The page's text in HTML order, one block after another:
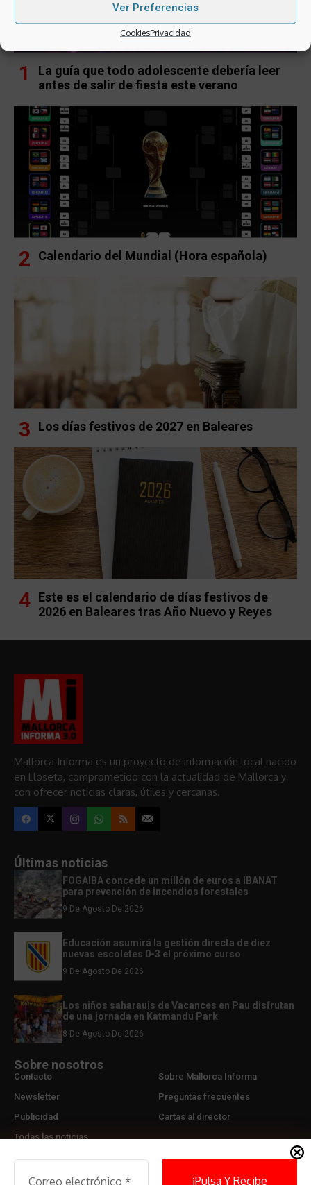
Ver Preferencias
CookiesPrivacidad
La guía que todo adolescente debería leer
antes de salir de fiesta este verano
Calendario del Mundial (Hora española)
Los días festivos de 2027 en Baleares
Este es el calendario de días festivos de
2026 en Baleares tras Año Nuevo y Reyes
Mallorca Informa es un proyecto de información local nacido
en Lloseta, comprometido con la actualidad de Mallorca y
con ofrecer noticias claras, útiles y cercanas.
Últimas noticias
FOGAIBA concede un millón de euros a IBANAT
para prevención de incendios forestales
9 De Agosto De 2026
Educación asumirá la gestión directa de diez
nuevas escoletes 0-3 el próximo curso
9 De Agosto De 2026
Los niños saharauis de Vacances en Pau disfrutan
de una jornada en Katmandu Park
8 De Agosto De 2026
Sobre nosotros
Contacto
Sobre Mallorca Informa
Newsletter
Preguntas frecuentes
Publicidad
Cartas al director
Todas las noticias